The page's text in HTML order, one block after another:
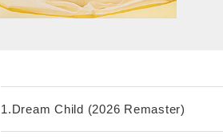
1.Dream Child (2026 Remaster)